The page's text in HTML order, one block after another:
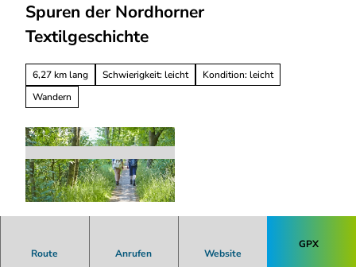
Spuren der Nordhorner
Textilgeschichte
6,27 km lang Schwierigkeit: leicht
Kondition: leicht
Wandern
Route Anrufen Website
GPX